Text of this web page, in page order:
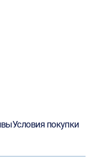
Условия покупки